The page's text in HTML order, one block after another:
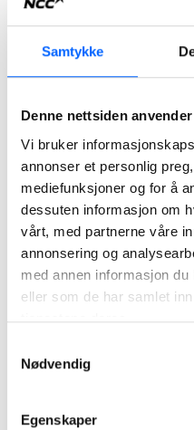
Samtykke
Denne nettsiden
Vi bruker
annonser et personlig
mediefunksjoner og for å
dessuten informasjon om
vårt, med partnerne våre
annonsering og
med annen informasjon
eller som de har samlet
Nødvendig
Egenskaper
Derfor må
2026-05-18 13:54
Stålkonstruksjoner krever
hundre tonn stål skal
er det ikke materialet som
tidlig kompetansen kobles
Trepellets gir lavere
forutsigbar
2026-05-08 08:35
Asfaltproduksjon er
energikilde avgjørende
klimagassutslipp og
tok NCC nok et viktig steg
trepellets i ordinær drift